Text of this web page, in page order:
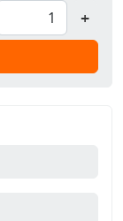
+